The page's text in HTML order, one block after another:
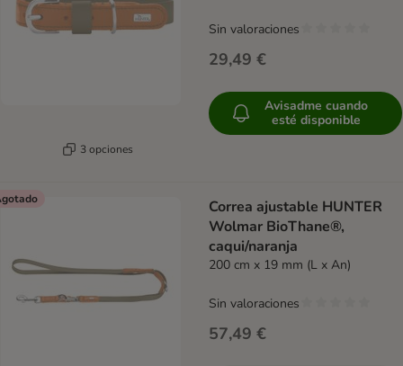
3 opciones
29,49 €
Sin valoraciones
Avisadme cuando
esté disponible
Correa ajustable HUNTER
Wolmar BioThane®,
caqui/naranja
200 cm x 19 mm (L x An)
57,49 €
Sin valoraciones